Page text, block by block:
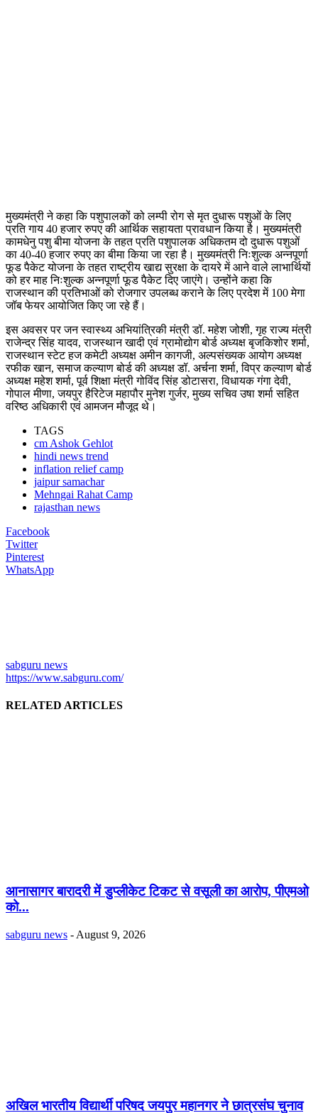
मुख्यमंत्री ने कहा कि पशुपालकों को लम्पी रोग से मृत दुधारू पशुओं के लिए
प्रति गाय 40 हजार रुपए की आर्थिक सहायता प्रावधान किया है। मुख्यमंत्री
कामधेनु पशु बीमा योजना के तहत प्रति पशुपालक अधिकतम दो दुधारू पशुओं
का 40-40 हजार रुपए का बीमा किया जा रहा है। मुख्यमंत्री निःशुल्क अन्नपूर्णा
फूड पैकेट योजना के तहत राष्ट्रीय खाद्य सुरक्षा के दायरे में आने वाले लाभार्थियों
को हर माह निःशुल्क अन्नपूर्णा फूड पैकेट दिए जाएंगे। उन्होंने कहा कि
राजस्थान की प्रतिभाओं को रोजगार उपलब्ध कराने के लिए प्रदेश में 100 मेगा
जॉब फेयर आयोजित किए जा रहे हैं।
इस अवसर पर जन स्वास्थ्य अभियांत्रिकी मंत्री डॉ. महेश जोशी, गृह राज्य मंत्री
राजेन्द्र सिंह यादव, राजस्थान खादी एवं ग्रामोद्योग बोर्ड अध्यक्ष बृजकिशोर शर्मा,
राजस्थान स्टेट हज कमेटी अध्यक्ष अमीन कागजी, अल्पसंख्यक आयोग अध्यक्ष
रफीक खान, समाज कल्याण बोर्ड की अध्यक्ष डॉ. अर्चना शर्मा, विप्र कल्याण बोर्ड
अध्यक्ष महेश शर्मा, पूर्व शिक्षा मंत्री गोविंद सिंह डोटासरा, विधायक गंगा देवी,
गोपाल मीणा, जयपुर हैरिटेज महापौर मुनेश गुर्जर, मुख्य सचिव उषा शर्मा सहित
वरिष्ठ अधिकारी एवं आमजन मौजूद थे।
TAGS
cm Ashok Gehlot
hindi news trend
inflation relief camp
jaipur samachar
Mehngai Rahat Camp
rajasthan news
Facebook
Twitter
Pinterest
WhatsApp
sabguru news
https://www.sabguru.com/
RELATED ARTICLES
आनासागर बारादरी में डुप्लीकेट टिकट से वसूली का आरोप, पीएमओ
को...
sabguru news - August 9, 2026
अखिल भारतीय विद्यार्थी परिषद जयपुर महानगर ने छात्रसंघ चुनाव